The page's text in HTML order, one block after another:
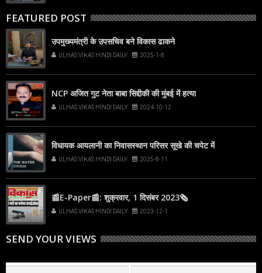
FEATURED POST
उपमुख्यमंत्री के उपसचिव बने विकास ढाकने
ULHAS VIKAS HINDI DAILY 2025-1-8
NCP अजित गुट नेता बाबा सिद्दीकी की मुंबई में हत्या
ULHAS VIKAS HINDI DAILY 2024-10-12
विधायक आयलानी का निवासस्थान परिसर सूखे की चपेट में
ULHAS VIKAS HINDI DAILY 2025-8-11
📰E-Paper📰: शुक्रवार, 1 दिसंबर 2023🗞
ULHAS VIKAS HINDI DAILY 2023-12-1
SEND YOUR VIEWS